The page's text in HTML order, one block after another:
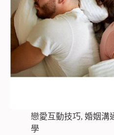
戀愛互動技巧, 婚姻溝
學